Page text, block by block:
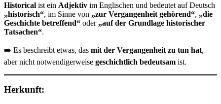
Historical ist ein Adjektiv im Englischen und bedeutet auf Deutsch
„historisch“, im Sinne von „zur Vergangenheit gehörend“, „die
Geschichte betreffend“ oder „auf der Grundlage historischer
Tatsachen“.
➡️ Es beschreibt etwas, das mit der Vergangenheit zu tun hat,
aber nicht notwendigerweise geschichtlich bedeutsam ist.
Herkunft: